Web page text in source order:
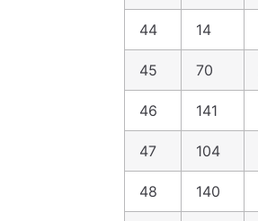
44 14
45 70
46 141
47 104
48 140